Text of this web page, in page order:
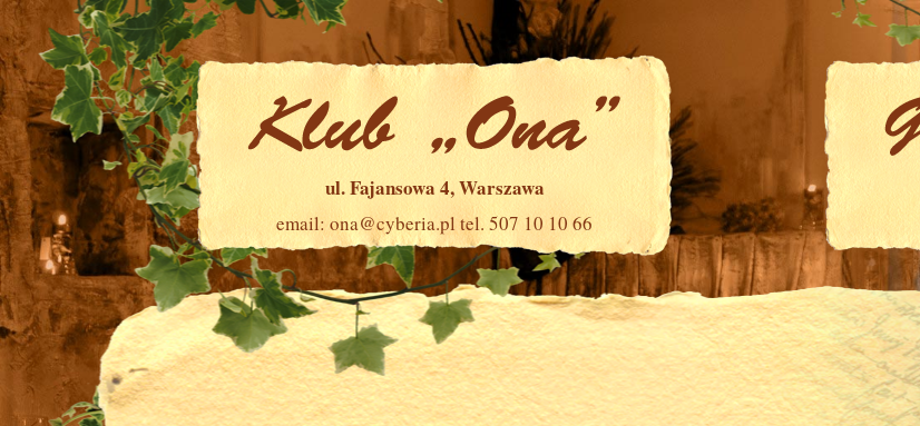
ul. Fajansowa 4, Warszawa
email: ona@cyberia.pltel. 507 10 10 66